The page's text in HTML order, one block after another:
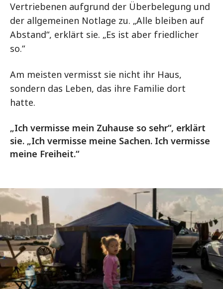
Vertriebenen aufgrund der Überbelegung und
der allgemeinen Notlage zu. „Alle bleiben auf
Abstand“, erklärt sie. „Es ist aber friedlicher
so.“
Am meisten vermisst sie nicht ihr Haus,
sondern das Leben, das ihre Familie dort
hatte.
„Ich vermisse mein Zuhause so sehr“, erklärt
sie. „Ich vermisse meine Sachen. Ich vermisse
meine Freiheit.“